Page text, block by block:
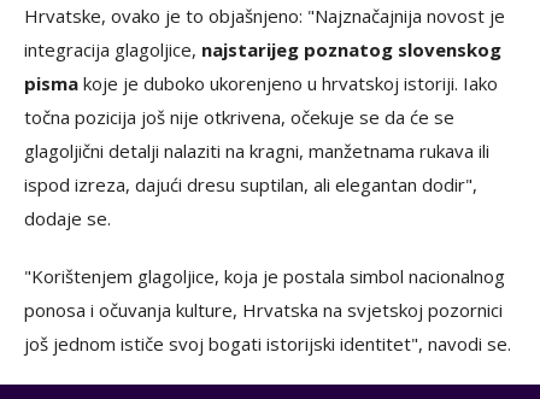
Hrvatske, ovako je to objašnjeno: "Najznačajnija novost je
integracija glagoljice, najstarijeg poznatog slovenskog
pisma koje je duboko ukorenjeno u hrvatskoj istoriji. Iako
točna pozicija još nije otkrivena, očekuje se da će se
glagoljični detalji nalaziti na kragni, manžetnama rukava ili
ispod izreza, dajući dresu suptilan, ali elegantan dodir",
dodaje se.
"Korištenjem glagoljice, koja je postala simbol nacionalnog
ponosa i očuvanja kulture, Hrvatska na svjetskoj pozornici
još jednom ističe svoj bogati istorijski identitet", navodi se.